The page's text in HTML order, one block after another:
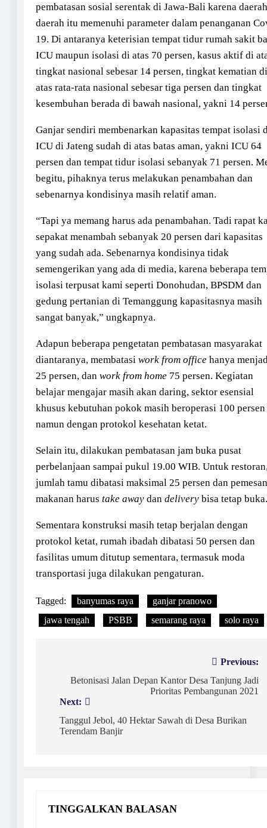
pembatasan sosial serentak di Jawa-Bali karena
daerah itu memenuhi parameter dalam penanganan
19. Di antaranya keterisian tempat tidur rumah sakit
ICU maupun isolasi di atas 70 persen, kasus aktif di
tingkat nasional sebesar 14 persen, tingkat kematian di
atas rata-rata nasional sebesar tiga persen dan tingkat
kesembuhan berada di bawah nasional, yakni 14
Ganjar sendiri membenarkan kapasitas tempat isolasi
ICU di Jateng sudah di atas batas aman, yakni ICU 64
persen dan tempat tidur isolasi sebanyak 71 persen.
begitu, pihaknya terus melakukan penambahan dan
sebenarnya kondisinya masih relatif aman.
“Tapi ya memang harus ada penambahan. Tadi rapat
sepakat menambah sebanyak 20 persen dari kapasitas
yang sudah ada. Sebenarnya kondisinya tidak
semengerikan yang ada di media, karena beberapa
isolasi terpusat kami seperti Donohudan, BPSDM dan
gedung pertanian di Temanggung kapasitasnya masih
sangat banyak,” ungkapnya.
Adapun beberapa pengetatan pembatasan masyarakat
diantaranya, membatasi work from office hanya
25 persen, dan work from home 75 persen. Kegiatan
belajar mengajar masih akan daring, sektor esensial
khusus kebutuhan pokok masih beroperasi 100 persen
namun dengan protokol kesehatan ketat.
Selain itu, dilakukan pembatasan jam buka pusat
perbelanjaan sampai pukul 19.00 WIB. Untuk
jumlah tamu dibatasi maksimal 25 persen dan
makanan harus take away dan delivery bisa tetap buka.
Sementara konstruksi masih tetap berjalan dengan
protokol ketat, rumah ibadah dibatasi 50 persen dan
fasilitas umum ditutup sementara, termasuk moda
transportasi juga dilakukan pengaturan.
Tagged: banyumas raya
ganjar pranowo
jawa tengah
PSBB semarang raya solo raya
Previous:
Betonisasi Jalan Depan Kantor Desa Tanjung Jadi
Prioritas Pembangunan 2021
Next:
Tanggul Jebol, 40 Hektar Sawah di Desa Burikan
Terendam Banjir
TINGGALKAN BALASAN